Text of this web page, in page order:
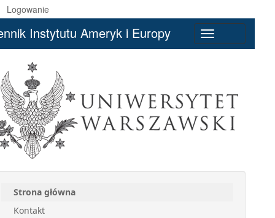
Logowanie
navigation
Instytutu Ameryk i Europy
Strona główna
Kontakt